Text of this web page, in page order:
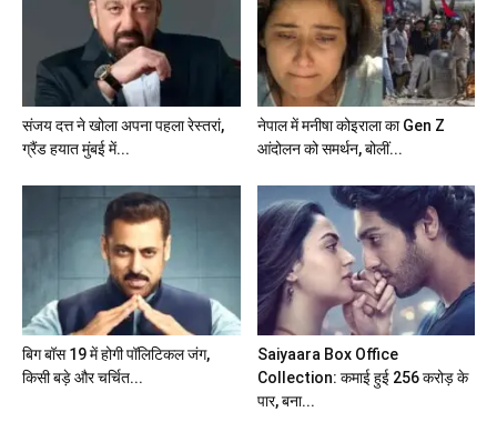
संजय दत्त ने खोला अपना पहला रेस्तरां,
ग्रैंड हयात मुंबई में...
नेपाल में मनीषा कोइराला का Gen Z
आंदोलन को समर्थन, बोलीं...
बिग बॉस 19 में होगी पॉलिटिकल जंग,
किसी बड़े और चर्चित...
Saiyaara Box Office
Collection: कमाई हुई 256 करोड़ के
पार, बना...